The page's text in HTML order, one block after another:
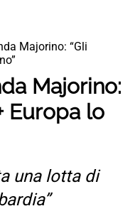
Majorino: “Gli
Majorino:
Europa lo
una lotta di